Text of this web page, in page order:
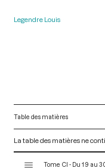
Legendre Louis
Table des matières
La table des matières ne
Tome CI - Du 19 au